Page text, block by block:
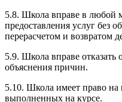
5.8. Школа вправе в любой
предоставления услуг без
перерасчетом и возвратом
5.9. Школа вправе отказать
объяснения причин.
5.10. Школа имеет право
выполненных на курсе.